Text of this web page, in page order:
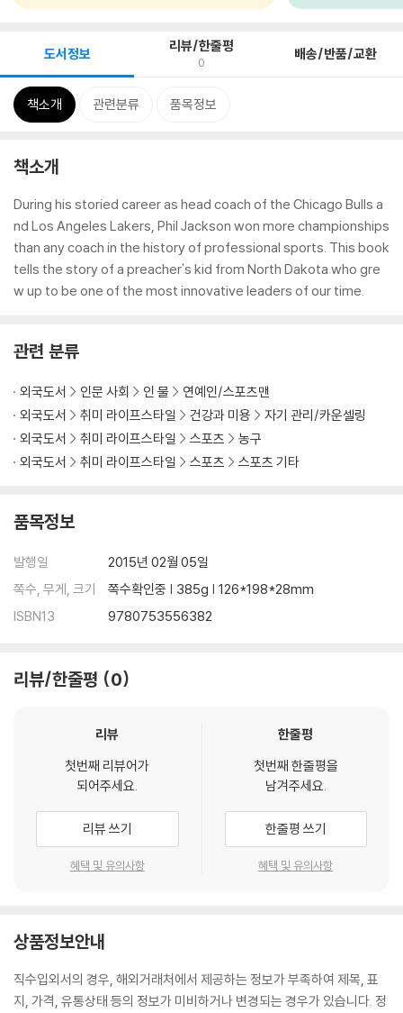
도서정보 리뷰/한줄평
0 배송/반품/교환
책소개 관련분류 품목정보
책소개
During his storied career as head coach of the Chicago Bulls a
nd Los Angeles Lakers, Phil Jackson won more championships
than any coach in the history of professional sports. This book
tells the story of a preacher's kid from North Dakota who gre
w up to be one of the most innovative leaders of our time.
관련 분류
외국도서 인문 사회 인 물
연예인/스포츠맨
외국도서
취미 라이프스타일 건강과 미용
자기 관리/카운셀링
외국도서
취미 라이프스타일 스포츠
농구
외국도서
취미 라이프스타일 스포츠 스포츠 기타
품목정보
발행일
2015년 02월 05일
쪽수, 무게, 크기
쪽수확인중 | 385g | 126*198*28mm
ISBN13
9780753556382
리뷰/한줄평 0
리뷰
첫번째 리뷰어가
되어주세요.
리뷰 쓰기
혜택 및 유의사항
한줄평
첫번째 한줄평을
남겨주세요.
한줄평 쓰기
혜택 및 유의사항
상품정보안내
직수입외서의 경우, 해외거래처에서 제공하는 정보가 부족하여 제목, 표
지, 가격, 유통상태 등의 정보가 미비하거나 변경되는 경우가 있습니다. 정